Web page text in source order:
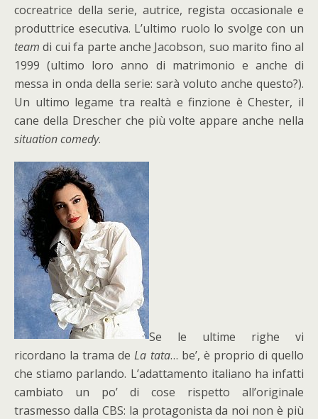
cocreatrice della serie, autrice, regista occasionale e
produttrice esecutiva. L’ultimo ruolo lo svolge con un
team di cui fa parte anche Jacobson, suo marito fino al
1999 (ultimo loro anno di matrimonio e anche di
messa in onda della serie: sarà voluto anche questo?).
Un ultimo legame tra realtà e finzione è Chester, il
cane della Drescher che più volte appare anche nella
situation comedy.
Se le ultime righe vi
ricordano la trama deLa tata… be’, è proprio di quello
che stiamo parlando. L’adattamento italiano ha infatti
cambiato un po’ di cose rispetto all’originale
trasmesso dalla CBS: la protagonista da noi non è più